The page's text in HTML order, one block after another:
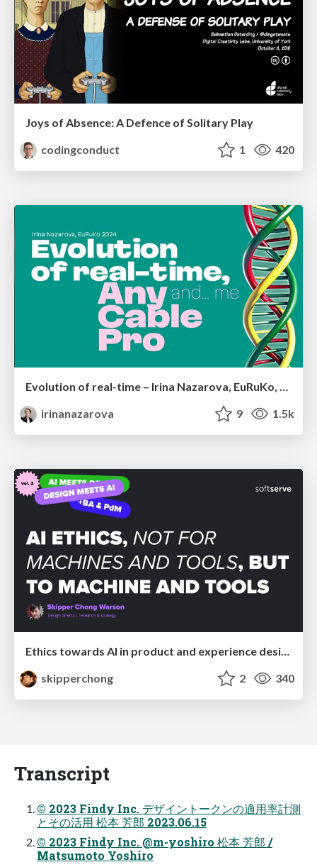
Joys of Absence: A Defence of Solitary Play
codingconduct
1 420
Evolution of real-time – Irina Nazarova, EuRuKo, 2024
irinanazarova
9 1.5k
skipperchong
2 340
Transcript
© 2023 Findy Inc. デザイントークンの適用率計測
とその活用 松本 芳郎 2023.06.15
© 2023 Findy Inc. @m-yoshiro 松本 芳郎 /
Matsumoto Yoshiro